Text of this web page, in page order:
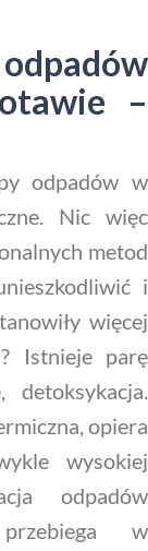
–
odpadów w
Nic więc
metod
i
więcej
Istnieje parę
detoksykacja.
opiera
wysokiej
odpadów
w